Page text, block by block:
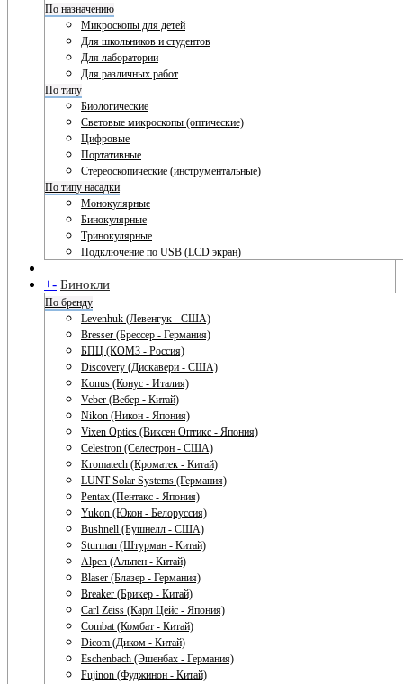
По назначению
Микроскопы для детей
Для школьников и студентов
Для лаборатории
Для различных работ
По типу
Биологические
Световые микроскопы (оптические)
Цифровые
Портативные
Стереоскопические (инструментальные)
По типу насадки
Монокулярные
Бинокулярные
Тринокулярные
Подключение по USB (LCD экран)
+- Бинокли
По бренду
Levenhuk (Левенгук - США)
Bresser (Брессер - Германия)
БПЦ (КОМЗ - Россия)
Discovery (Дискавери - США)
Konus (Конус - Италия)
Veber (Вебер - Китай)
Nikon (Никон - Япония)
Vixen Optics (Виксен Оптикс - Япония)
Celestron (Селестрон - США)
Kromatech (Кроматек - Китай)
LUNT Solar Systems (Германия)
Pentax (Пентакс - Япония)
Yukon (Юкон - Белоруссия)
Bushnell (Бушнелл - США)
Sturman (Штурман - Китай)
Alpen (Альпен - Китай)
Blaser (Блазер - Германия)
Breaker (Брикер - Китай)
Carl Zeiss (Карл Цейс - Япония)
Combat (Комбат - Китай)
Dicom (Диком - Китай)
Eschenbach (Эшенбах - Германия)
Fujinon (Фуджинон - Китай)